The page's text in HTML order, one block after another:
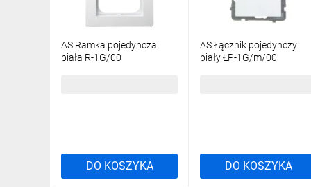
AS Ramka pojedyncza
biała R-1G/00
DO KOSZYKA
AS Łącznik pojedynczy
biały ŁP-1G/m/00
DO KOSZYKA